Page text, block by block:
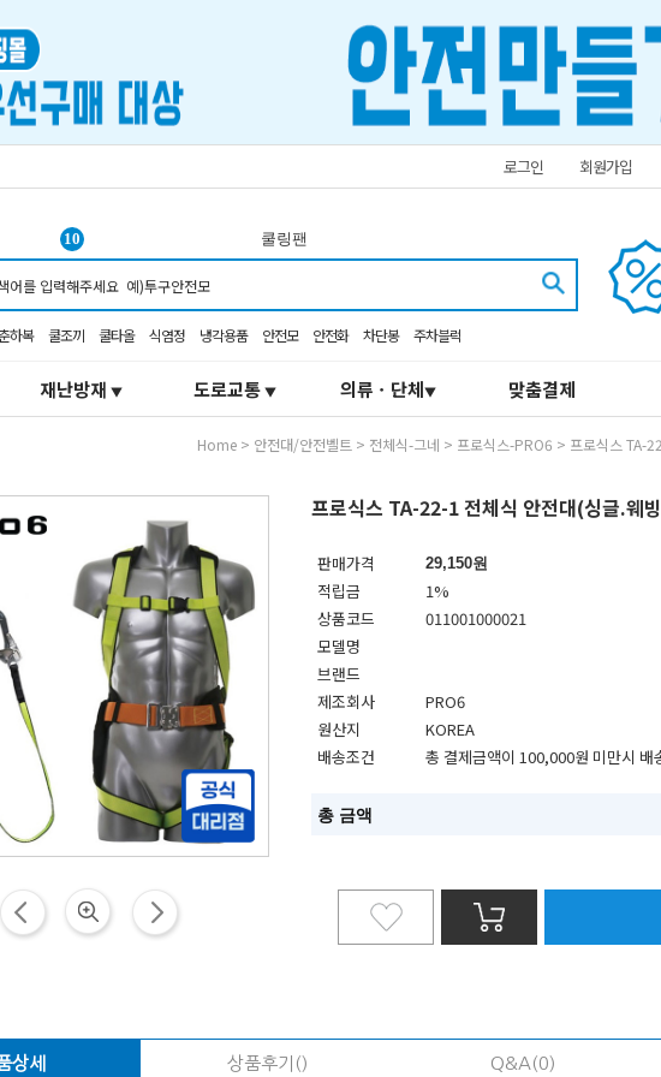
로그인 회원가입
1
벨트
4
3m 가방
6
쿨링
9
조끼
하복 쿨조끼 쿨타올 식염정 냉각용품 안전모 안전화 차단봉 주차블럭
재난방재 ▼ 도로교통 ▼ 의류ㆍ단체▼ 맞춤결제
Home > 안전대/안전벨트 > 전체식-그네 > 프로식스-PRO6 > 프로식스 TA-
프로식스 TA-22-1 전체식 안전대(싱글.웨
판매가격 29,150원
적립금
1%
상품코드
011001000021
모델명
브랜드
제조회사
PRO6
원산지
KOREA
배송조건
총 결제금액이 100,000원 미만시 배
총 금액
상세 상품후기() Q&A(0)